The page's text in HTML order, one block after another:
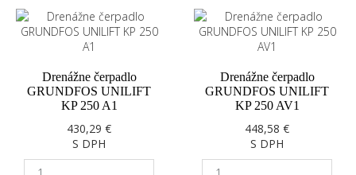
Drenážne čerpadlo
GRUNDFOS UNILIFT
KP 250 A1
430,29 €
S DPH
Drenážne čerpadlo
GRUNDFOS UNILIFT
KP 250 AV1
448,58 €
S DPH